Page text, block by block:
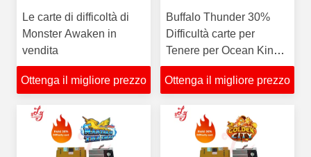
Le carte di difficoltà di
Monster Awaken in
vendita
Ottenga il migliore prezzo
Buffalo Thunder 30%
Difficultà carte per
Tenere per Ocean King 3
Buffalo Thunder Plus
IGS Pesce gioco in
Ottenga il migliore prezzo